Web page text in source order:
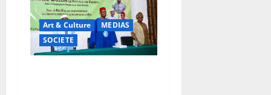
Art & Culture
MEDIAS
SOCIETE